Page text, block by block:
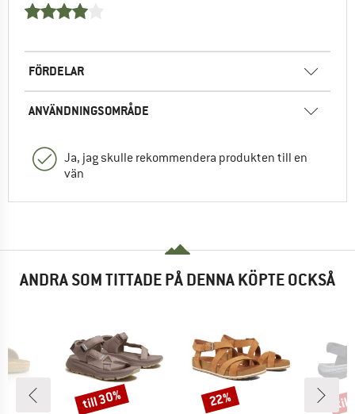
FÖRDELAR
ANVÄNDNINGSOMRÅDE
Ja, jag skulle rekommendera produkten till en
vän
ANDRA SOM TITTADE PÅ DENNA KÖPTE OCKSÅ
Rabatt
till 30% Rabatt
22% till